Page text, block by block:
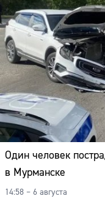
Один человек
в Мурманске
14:58 – 6 августа